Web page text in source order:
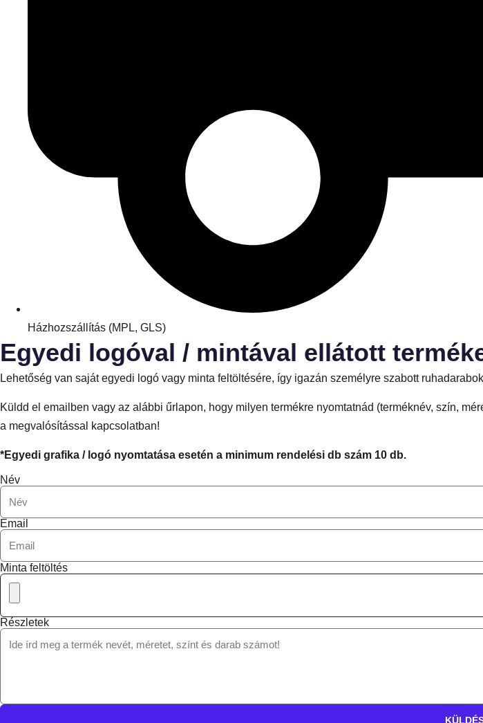
Házhozszállítás (MPL, GLS)
Egyedi logóval / mintával ellátott
Lehetőség van saját egyedi logó vagy minta feltöltésére, így igazán személyre szabott
Küldd el emailben vagy az alábbi űrlapon, hogy milyen termékre nyomtatnád (terméknév, szín,
a megvalósítással kapcsolatban!
*Egyedi grafika / logó nyomtatása esetén a minimum rendelési db szám 10 db.
Név
Email
Minta feltöltés
Részletek